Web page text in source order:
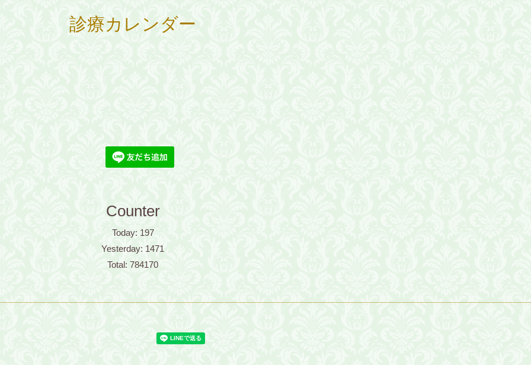
診療カレンダー
Counter
Today: 197
Yesterday: 1471
Total: 784170